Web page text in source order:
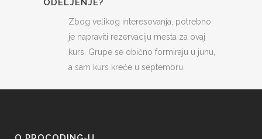
ODELJENJE?
Zbog velikog interesovanja, potrebno
je napraviti rezervaciju mesta za ovaj
kurs. Grupe se obično formiraju u junu,
a sam kurs kreće u septembru.